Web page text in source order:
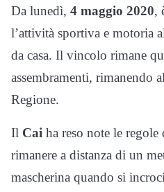
Da lunedì, 4 maggio 2020,
l’attività sportiva e motoria
da casa. Il vincolo rimane
assembramenti, rimanendo
Regione.
Il Cai ha reso note le regole
rimanere a distanza di un
mascherina quando si